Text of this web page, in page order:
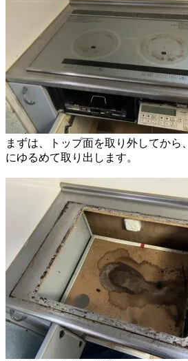
まずは、トップ面を取り外してから、
にゆるめて取り出します。